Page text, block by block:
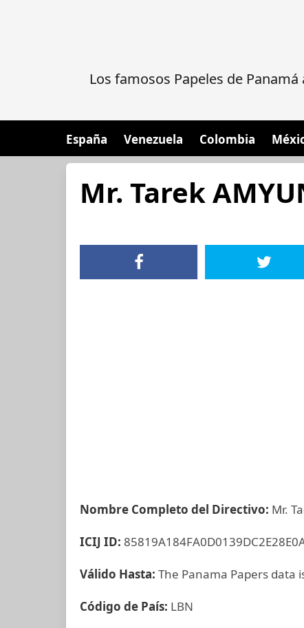
Los famosos Papeles de
España Venezuela Colombia
Mr. Tarek
Nombre Completo del Directivo: Mr.
ICIJ ID:
Válido Hasta: The Panama Papers
Código de País: LBN